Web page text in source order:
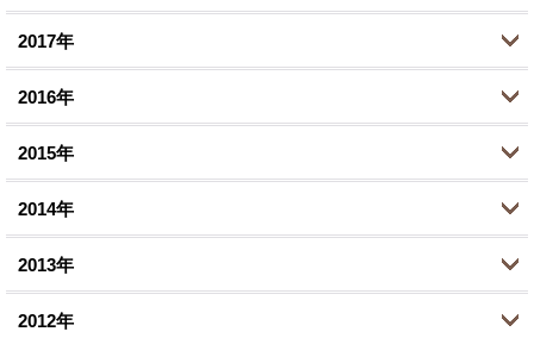
1月 (2)
5月 (2)
3月 (4)
8月 (1)
7月 (1)
6月 (1)
1月 (2)
8月 (2)
7月 (2)
6月 (1)
4月 (5)
11月 (4)
10月 (5)
9月 (2)
8月 (3)
6月 (7)
11月 (2)
10月 (1)
9月 (3)
8月 (4)
7月 (9)
2017年
11月 (4)
10月 (5)
9月 (2)
8月 (4)
2016年
11月 (2)
10月 (3)
9月 (1)
2015年
11月 (1)
10月 (3)
2014年
11月 (3)
2013年
2012年